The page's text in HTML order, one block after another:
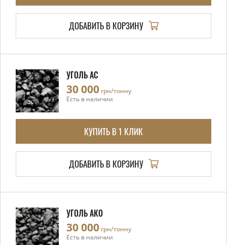
ДОБАВИТЬ В КОРЗИНУ
УГОЛЬ АС
30 000 грн/тонну
Есть в наличии
КУПИТЬ В 1 КЛИК
ДОБАВИТЬ В КОРЗИНУ
УГОЛЬ АКО
30 000 грн/тонну
Есть в наличии